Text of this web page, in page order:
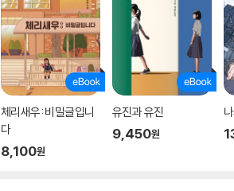
체리새우: 비밀글입니
다
8,100원
유진과 유진
9,450원